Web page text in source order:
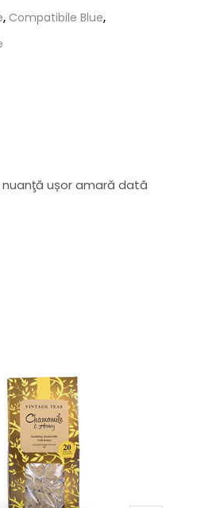
, Compatibile Blue,
ușor amară dată